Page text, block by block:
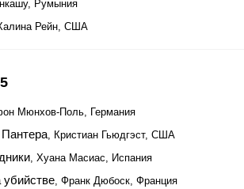
Румыния
Рейн, США
Мюнхов-Поль, Германия
, Кристиан Гьюдгэст, США
, Хуана Масиас, Испания
убийстве, Франк Дюбоск, Франция